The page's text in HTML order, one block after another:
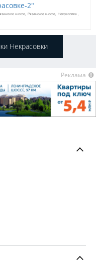
2"
шоссе Рязанское шоссе Некрасовка
Некрасовки
Реклама